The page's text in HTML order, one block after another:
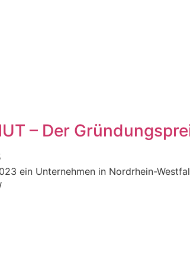
– Der
ein Unternehmen in Nordrhein-